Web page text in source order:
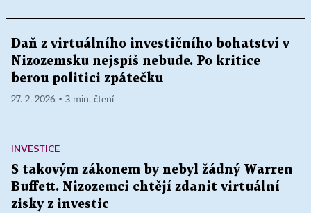
Daň z virtuálního investičního bohatství v
Nizozemsku nejspíš nebude. Po kritice
berou politici zpátečku
27. 2. 2026 ▪ 3 min. čtení
INVESTICE
S takovým zákonem by nebyl žádný Warren
Buffett. Nizozemci chtějí zdanit virtuální
zisky z investic